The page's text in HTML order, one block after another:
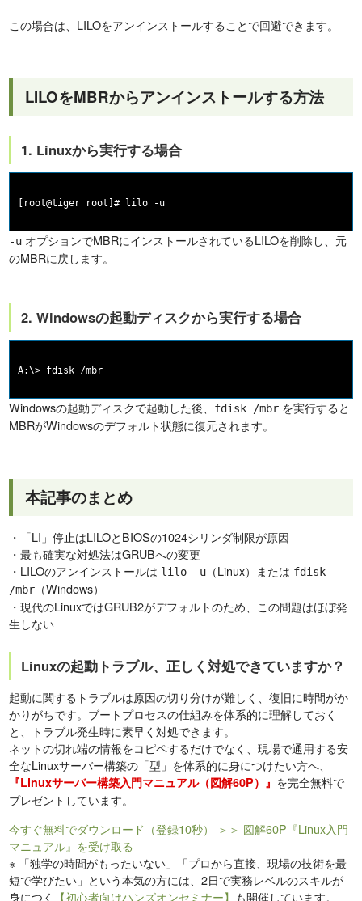
この場合は、LILOをアンインストールすることで回避できます。
LILOをMBRからアンインストールする方法
1. Linuxから実行する場合
-u オプションでMBRにインストールされているLILOを削除し、元
のMBRに戻します。
2. Windowsの起動ディスクから実行する場合
Windowsの起動ディスクで起動した後、 fdisk /mbr を実行すると
MBRがWindowsのデフォルト状態に復元されます。
本記事のまとめ
・「LI」停止はLILOとBIOSの1024シリンダ制限が原因
・最も確実な対処法はGRUBへの変更
・LILOのアンインストールは lilo -u （Linux）または fdisk
/mbr （Windows）
・現代のLinuxではGRUB2がデフォルトのため、この問題はほぼ発
生しない
Linuxの起動トラブル、正しく対処できていますか？
起動に関するトラブルは原因の切り分けが難しく、復旧に時間がか
かりがちです。ブートプロセスの仕組みを体系的に理解しておく
と、トラブル発生時に素早く対処できます。
ネットの切れ端の情報をコピペするだけでなく、現場で通用する安
全なLinuxサーバー構築の「型」を体系的に身につけたい方へ、
『Linuxサーバー構築入門マニュアル（図解60P）』 を完全無料で
プレゼントしています。
今すぐ無料でダウンロード（登録10秒）
＞＞ 図解60P『Linux入門
マニュアル』を受け取る
※ 「独学の時間がもったいない」「プロから直接、現場の技術を最
短で学びたい」という本気の方には、2日で実務レベルのスキルが
身につく
【初心者向けハンズオンセミナー】 も開催しています。